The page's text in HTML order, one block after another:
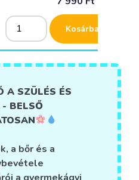
Kosárba teszem
Alternative:
A SZÜLÉS ÉS
- BELSŐ
a bőr és a